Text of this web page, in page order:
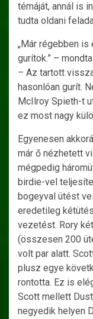
témáját, annál is
tudta oldani
„Már régebben
gurítok.” –
– Az tartott
hasonlóan gurít.
McIlroy Spieth-t
ez most nagy
Egyenesen
már ő nézhetett
mégpedig
birdie-vel
bogeyval ütést
eredetileg
vezetést. Rory
(összesen 200
volt par alatt.
plusz egye
rontotta. Ez is
Scott mellett
negyedik helyen